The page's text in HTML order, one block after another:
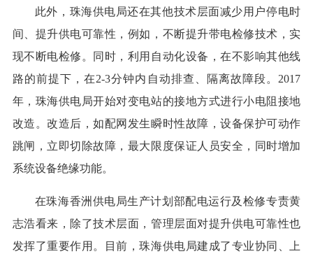
此外，珠海供电局还在其他技术层面减少用户停电时
间、提升供电可靠性，例如，不断提升带电检修技术，实
现不断电检修。同时，利用自动化设备，在不影响其他线
路的前提下，在2-3分钟内自动排查、隔离故障段。2017
年，珠海供电局开始对变电站的接地方式进行小电阻接地
改造。改造后，如配网发生瞬时性故障，设备保护可动作
跳闸，立即切除故障，最大限度保证人员安全，同时增加
系统设备绝缘功能。
在珠海香洲供电局生产计划部配电运行及检修专责黄
志浩看来，除了技术层面，管理层面对提升供电可靠性也
发挥了重要作用。目前，珠海供电局建成了专业协同、上